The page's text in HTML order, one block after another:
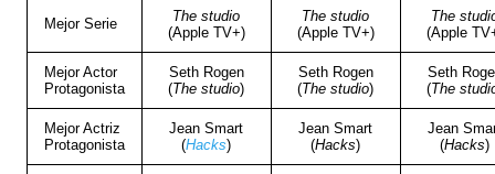
Mejor Serie
The studio
(Apple TV+)
The studio
(Apple TV+)
The
(Apple
Mejor Actor
Protagonista
Seth Rogen
(The studio)
Seth Rogen
(The studio)
Seth
(The
Mejor Actriz
Protagonista
Jean Smart
(Hacks)
Jean Smart
(Hacks)
Jean
(Hacks)